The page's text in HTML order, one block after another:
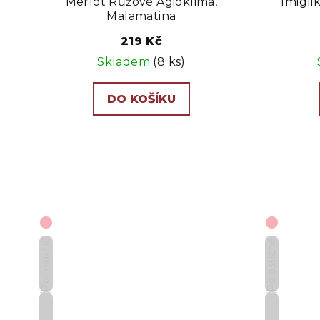
Malamatina
219 Kč
Skladem (8 ks)
DO KOŠÍKU